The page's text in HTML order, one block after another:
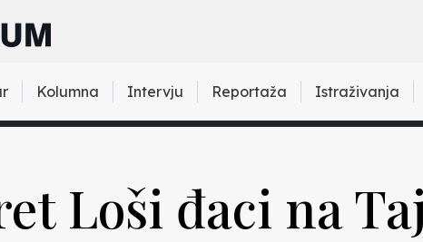
Kolumna Intervju Reportaža Istraživanja
Loši đaci na